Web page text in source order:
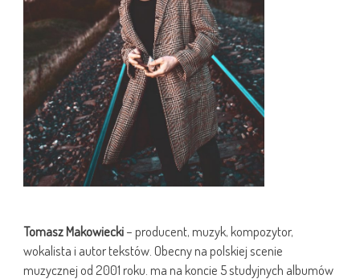
Tomasz Makowiecki– producent, muzyk, kompozytor,
wokalista i autor tekstów. Obecny na polskiej scenie
muzycznej od 2001 roku. ma na koncie 5 studyjnych albumów